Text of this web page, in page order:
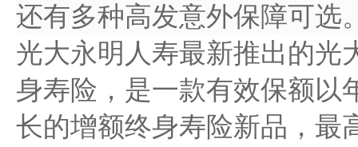
还有多种高发意外保障可选
光大永明人寿最新推出的光
身寿险，是一款有效保额以
长的增额终身寿险新品，最